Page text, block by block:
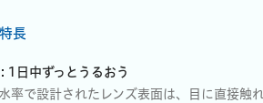
長
1日中ずっとうるおう
率で設計されたレンズ表面は、目に直接触